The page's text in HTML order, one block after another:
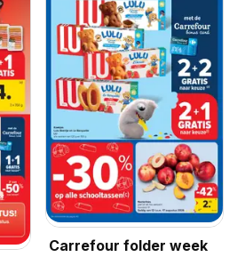
Carrefour folder week